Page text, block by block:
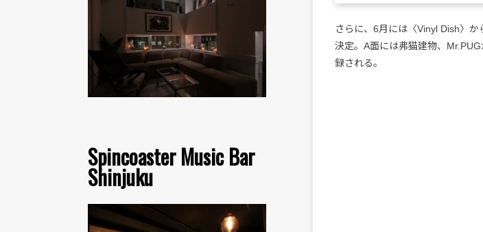
Spincoaster Music Bar
Shinjuku
さらに、6月には〈Vinyl Dish〉
決定。A面には弗猫建物、
録される。